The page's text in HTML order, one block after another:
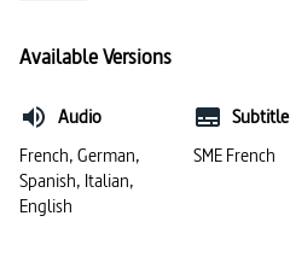
#description de l’image
Available Versions
Audio
French, German,
Spanish, Italian,
English
Subtitle
SME French